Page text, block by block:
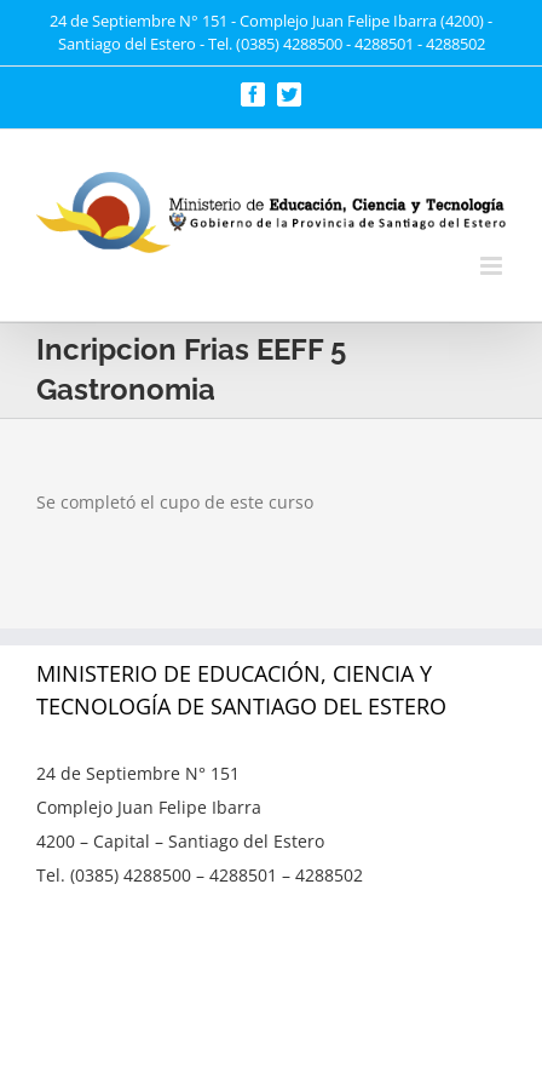
24 de Septiembre N° 151 - Complejo Juan Felipe Ibarra (4200) -
Santiago del Estero - Tel. (0385) 4288500 - 4288501 - 4288502
FacebookTwitter
Incripcion Frias EEFF 5
Gastronomia
Se completó el cupo de este curso
MINISTERIO DE EDUCACIÓN, CIENCIA Y
TECNOLOGÍA DE SANTIAGO DEL ESTERO
24 de Septiembre N° 151
Complejo Juan Felipe Ibarra
4200 – Capital – Santiago del Estero
Tel. (0385) 4288500 – 4288501 – 4288502